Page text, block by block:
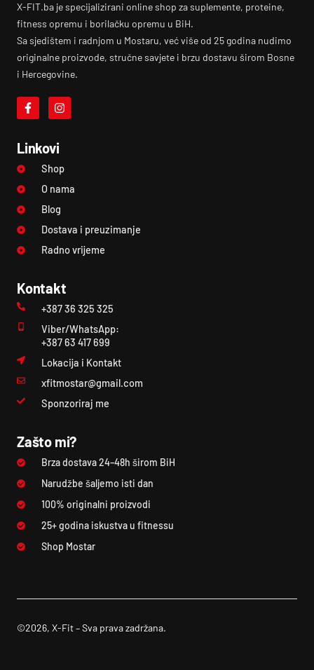
X-FIT.ba je specijalizirani online shop za suplemente, proteine,
fitness opremu i borilačku opremu u BiH.
Sa sjedištem i radnjom u Mostaru, već više od 25 godina nudimo
originalne proizvode, stručne savjete i brzu dostavu širom Bosne
i Hercegovine.
Linkovi
Shop
O nama
Blog
Dostava i preuzimanje
Radno vrijeme
Kontakt
+387 36 325 325
Viber/WhatsApp:
+387 63 417 699
Lokacija i Kontakt
xfitmostar@gmail.com
Sponzoriraj me
Zašto mi?
Brza dostava 24–48h širom BiH
Narudžbe šaljemo isti dan
100% originalni proizvodi
25+ godina iskustva u fitnessu
Shop Mostar
©2026, X-Fit – Sva prava zadržana.